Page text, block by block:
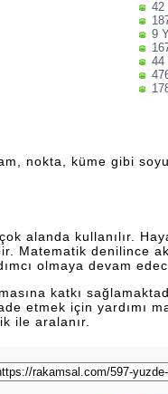
42
9
44
nokta, küme gibi
alanda kullanılır.
Matematik denilince
olmaya devam
katkı
etmek için yardımı
ile aralanır.